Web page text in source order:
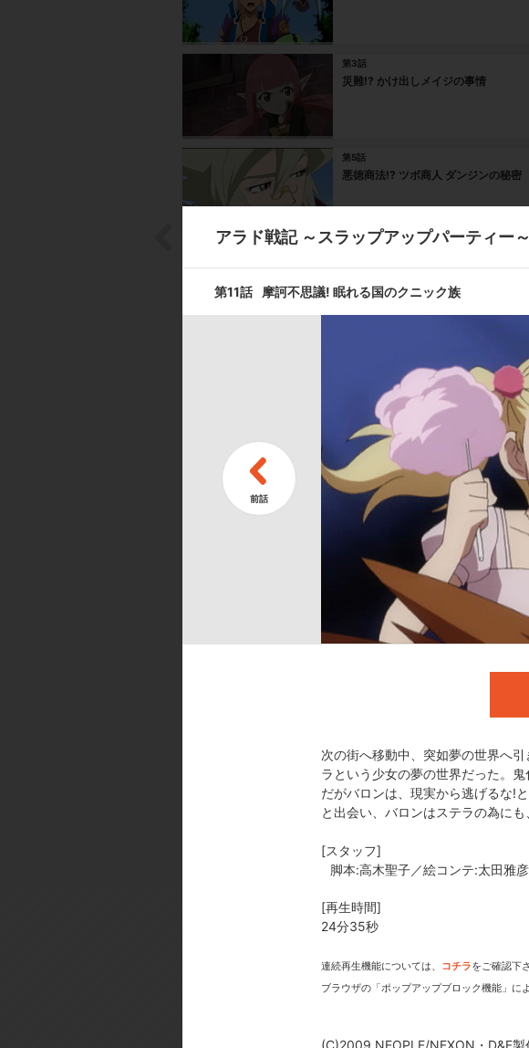
第3話
災難!? かけ出しメイジの事情
第5話
悪徳商法!? ツボ商人 ダンジンの秘密
暴走! 鬼の瞳にも涙
家庭崩壊!? 風拳VS雷拳
第11話
摩訶不思議! 眠れる国のクニック族
バロン・アベル:近藤 隆／リュンメイ・ランカ:野川
楽:中塚 武／アニメーション制作:GONZO,GK
(C)2009 NEOPLE/NEXON・D&F製作委員会
dア
アラド戦記 ～スラップアップパーティー～
第11話 摩訶不思議! 眠れる国のクニック族
次の街へ移動中、突如夢の世界へ
ラという少女の夢の世界だった。
だがバロンは、現実から逃げるな!
と出会い、バロンはステラの為に
[スタッフ]
脚本:高木聖子／絵コンテ:太田雅
[再生時間]
24分35秒
連続再生機能については、 コチラをご確認下
ブラウザの「ポップアップブロック機能」に
(C)2009 NEOPLE/NEXON・D&F製